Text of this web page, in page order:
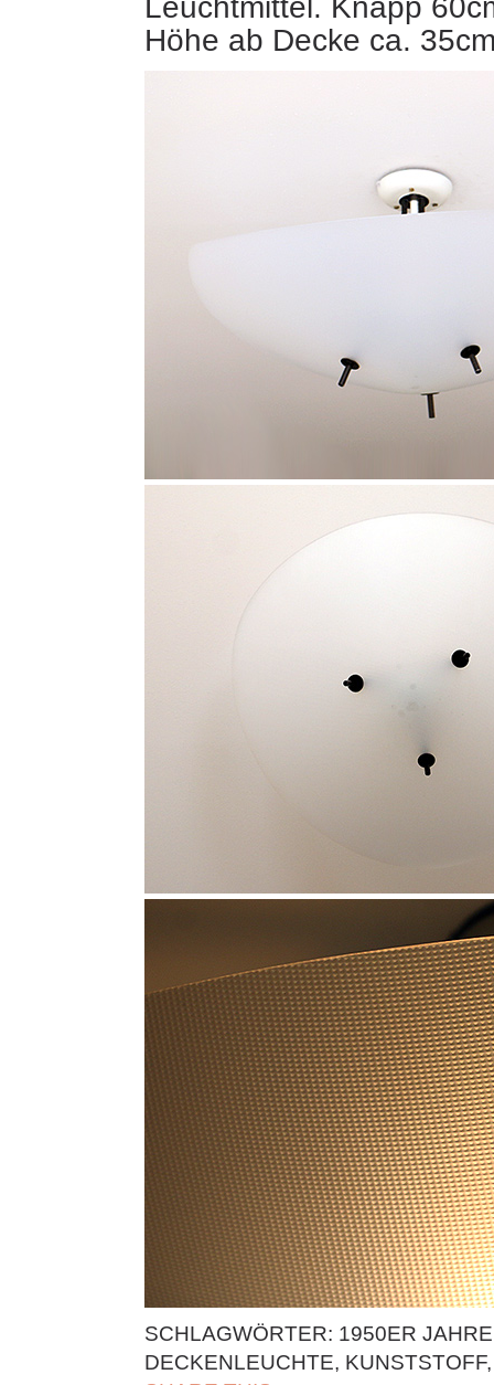
Höhe ab Decke ca.
SCHLAGWÖRTER: 1950ER JAHRE
DECKENLEUCHTE, KUNSTSTOFF